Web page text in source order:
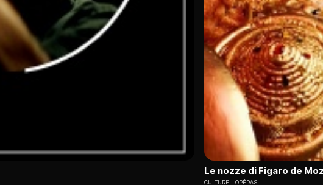
Le nozze di Figaro de
CULTURE OPÉRAS